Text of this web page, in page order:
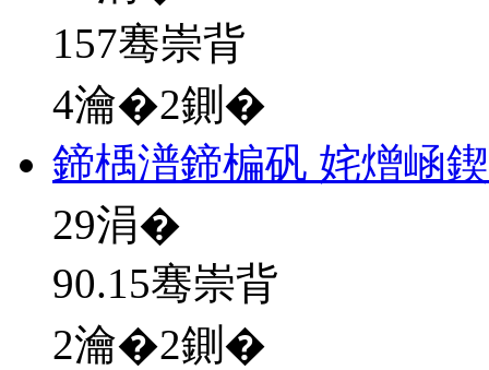
157骞崇背
4瀹�2鍘�
鍗楀潽鍗楄矾 姹熷崡
29涓�
90.15骞崇背
2瀹�2鍘�